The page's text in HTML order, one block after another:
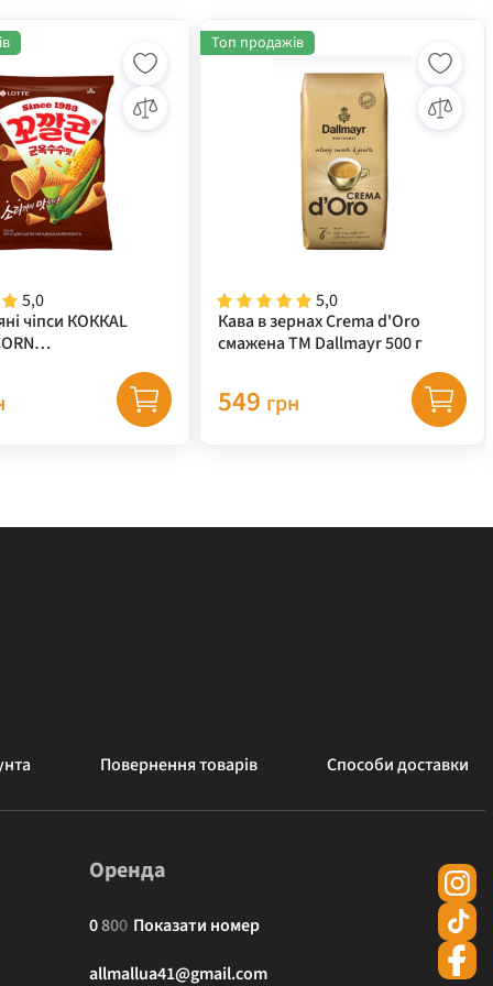
5,0
чіпси КОККАL
5,0
Кава в зернах Crema d'Oro
смажена ТМ Dallmayr 500 г
Топ продажів
549 грн
Повернення товарів Способи доставки
Оренда
0800 Показати номер
allmallua41@gmail.com